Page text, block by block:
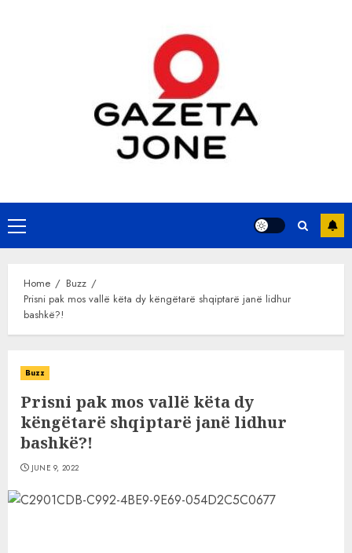
Primary
Menu
Home
Buzz
Prisni pak mos vallë këta dy këngëtarë shqiptarë janë lidhur
bashkë?!
Buzz
Prisni pak mos vallë këta dy
këngëtarë shqiptarë janë lidhur
bashkë?!
JUNE 9, 2022